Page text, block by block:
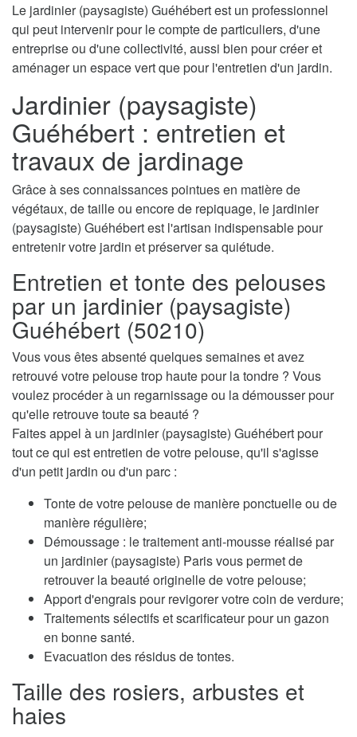
Le jardinier (paysagiste) Guéhébert est un professionnel
qui peut intervenir pour le compte de particuliers, d'une
entreprise ou d'une collectivité, aussi bien pour créer et
aménager un espace vert que pour l'entretien d'un jardin.
Jardinier (paysagiste)
Guéhébert : entretien et
travaux de jardinage
Grâce à ses connaissances pointues en matière de
végétaux, de taille ou encore de repiquage, le jardinier
(paysagiste) Guéhébert est l'artisan indispensable pour
entretenir votre jardin et préserver sa quiétude.
Entretien et tonte des pelouses
par un jardinier (paysagiste)
Guéhébert (50210)
Vous vous êtes absenté quelques semaines et avez
retrouvé votre pelouse trop haute pour la tondre ? Vous
voulez procéder à un regarnissage ou la démousser pour
qu'elle retrouve toute sa beauté ?
Faites appel à un jardinier (paysagiste) Guéhébert pour
tout ce qui est entretien de votre pelouse, qu'il s'agisse
d'un petit jardin ou d'un parc :
Tonte de votre pelouse de manière ponctuelle ou de
manière régulière;
Démoussage : le traitement anti-mousse réalisé par
un jardinier (paysagiste) Paris vous permet de
retrouver la beauté originelle de votre pelouse;
Apport d'engrais pour revigorer votre coin de verdure;
Traitements sélectifs et scarificateur pour un gazon
en bonne santé.
Evacuation des résidus de tontes.
Taille des rosiers, arbustes et
haies